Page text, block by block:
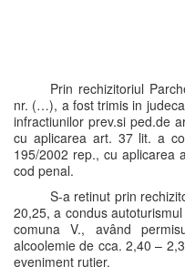
Prin rechizitoriul
nr. (…), a fost trimis in
infractiunilor prev.si ped.de
cu aplicarea art. 37 lit. a
195/2002 rep., cu aplicarea
cod penal.
S-a retinut prin
20,25, a condus
comuna V., având
alcoolemie de cca. 2,40 –
eveniment rutier.